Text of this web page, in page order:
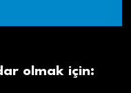
olmak için: